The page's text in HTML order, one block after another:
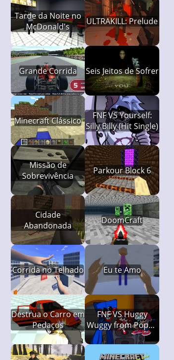
Tarde da Noite no
McDonald's
ULTRAKILL: Prelude
Grande Corrida Seis Jeitos de Sofrer
Minecraft Clássico
FNF VS Yourself:
Silly Billy (Hit Single)
Missão de
Sobrevivência
Parkour Block 6
Cidade
Abandonada
DoomCraft
Corrida no Telhado Eu te Amo
Destrua o Carro em
Pedaços
FNF VS Huggy
Wuggy from Poppy
Playtime